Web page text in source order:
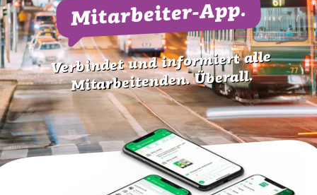
Mitarbeiter-App.
Verbindet und informiert alle
Mitarbeitenden. Überall.